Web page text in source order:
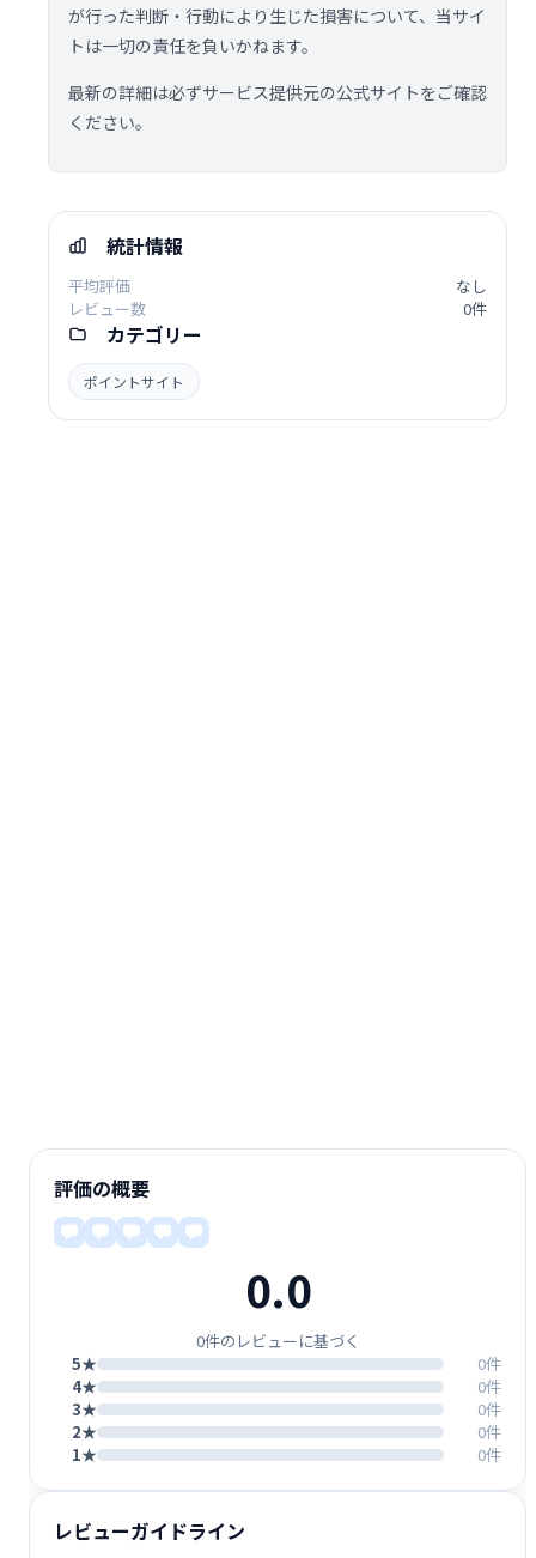
が行った判断・行動により生じた損害について、当サイ
トは一切の責任を負いかねます。
最新の詳細は必ずサービス提供元の公式サイトをご確認
ください。
統計情報
平均評価
なし
レビュー数
0件
カテゴリー
ポイントサイト
評価の概要
0.0
0件のレビューに基づく
5★
0件
4★
0件
3★
0件
2★
0件
1★
0件
レビューガイドライン